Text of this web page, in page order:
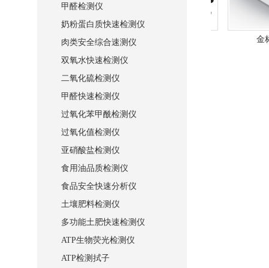
甲醛检测仪
奶粉蛋白质快速检测仪
肉类安全综合速测仪
双氧水快速检测仪
二氧化硫检测仪
甲醛快速检测仪
过氧化苯甲酰检测仪
过氧化值检测仪
亚硝酸盐检测仪
食用油品质检测仪
食品安全快速分析仪
土壤肥料检测仪
多功能土肥快速检测仪
ATP生物荧光检测仪
ATP检测拭子
金